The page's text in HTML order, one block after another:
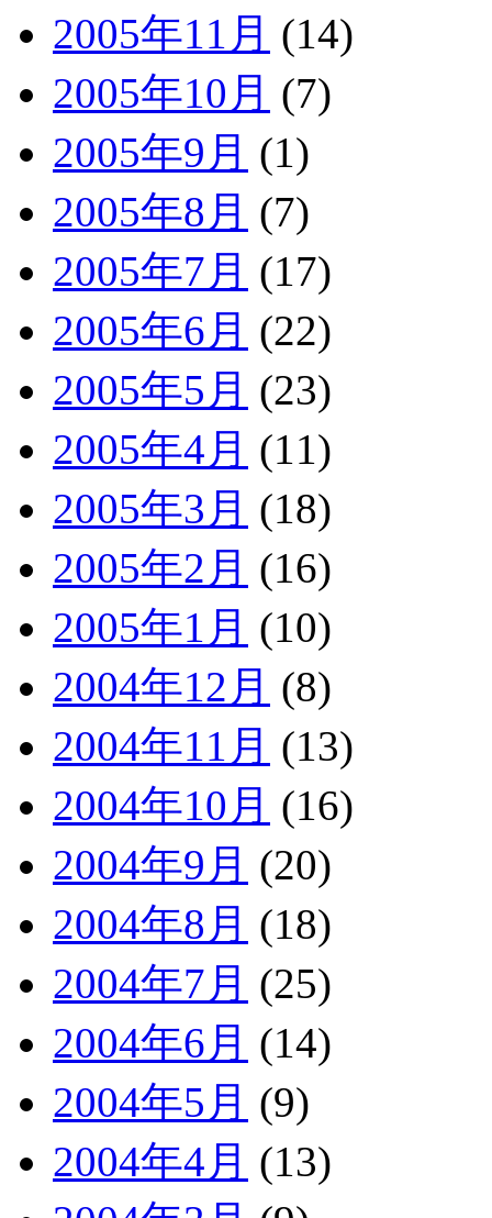
2005年11月 (14)
2005年10月 (7)
2005年9月 (1)
2005年8月 (7)
2005年7月 (17)
2005年6月 (22)
2005年5月 (23)
2005年4月 (11)
2005年3月 (18)
2005年2月 (16)
2005年1月 (10)
2004年12月 (8)
2004年11月 (13)
2004年10月 (16)
2004年9月 (20)
2004年8月 (18)
2004年7月 (25)
2004年6月 (14)
2004年5月 (9)
2004年4月 (13)